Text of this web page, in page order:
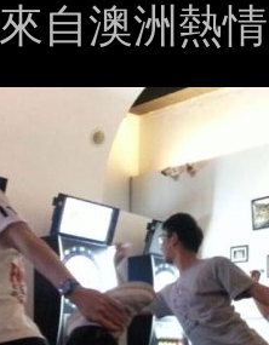
來自澳洲熱